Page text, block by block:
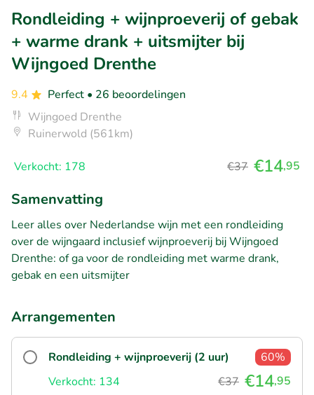
Rondleiding + wijnproeverij of gebak
+ warme drank + uitsmijter bij
Wijngoed Drenthe
9.4 Perfect • 26 beoordelingen
Wijngoed Drenthe
Ruinerwold (561km)
Verkocht: 178 €37 €14,95
Samenvatting
Leer alles over Nederlandse wijn met een rondleiding
over de wijngaard inclusief wijnproeverij bij Wijngoed
Drenthe: of ga voor de rondleiding met warme drank,
gebak en een uitsmijter
Arrangementen
Rondleiding + wijnproeverij (2 uur)
60%
Verkocht: 134
€37 €14,95